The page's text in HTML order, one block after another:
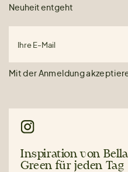
Neuheit entgeht
Ihre E-Mail
Mit der Anmeldung
Inspiration von Bella
Green für jeden Tag